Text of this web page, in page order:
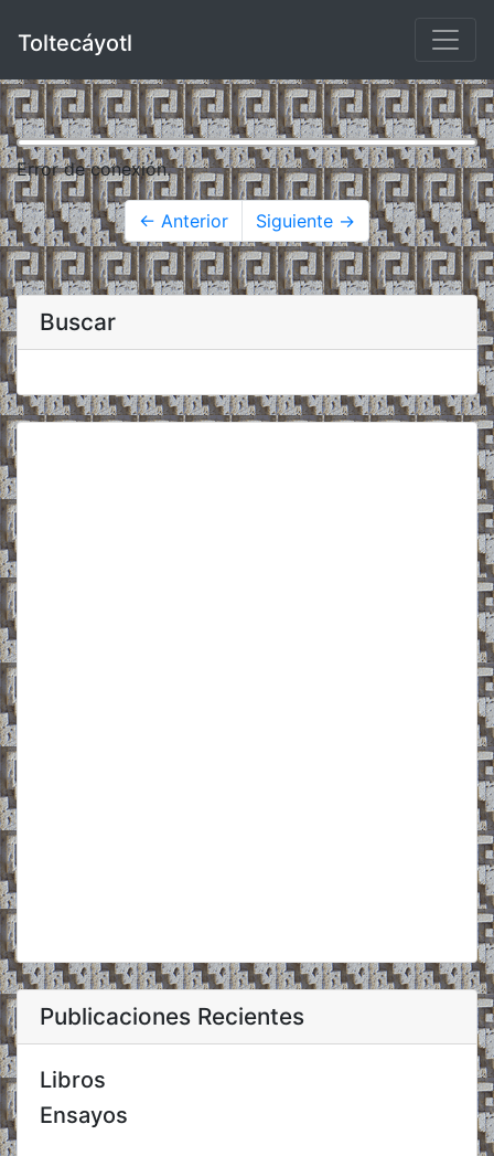
Toltecáyotl
Error de conexión.
← Anterior Siguiente →
Buscar
Publicaciones Recientes
Libros
Ensayos